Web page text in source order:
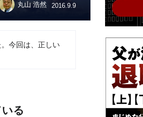
丸山 浩然 2016.9.9
今回は、正しい
る